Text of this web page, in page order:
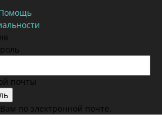
почты
по электронной почте.